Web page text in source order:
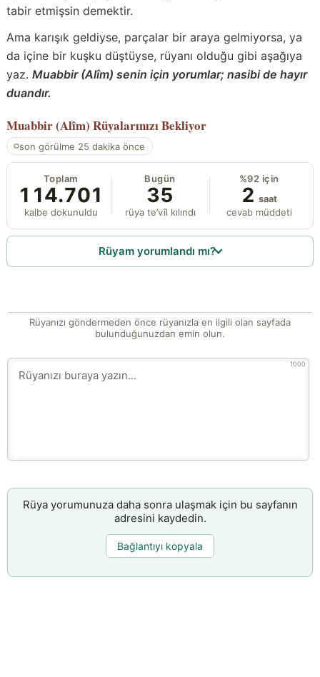
tabir etmişsin demektir.
Ama karışık geldiyse, parçalar bir araya gelmiyorsa, ya
da içine bir kuşku düştüyse, rüyanı olduğu gibi aşağıya
yaz. Muabbir (Alîm) senin için yorumlar; nasibi de hayır
duandır.
Muabbir (Alîm) Rüyalarınızı Bekliyor
son görülme 25 dakika önce
Toplam
114.701
kalbe dokunuldu
Bugün
35
rüya te’vîl kılındı
%92 için
2 saat
cevab müddeti
Rüyam yorumlandı mı?
Rüyanızı göndermeden önce rüyanızla en ilgili olan sayfada
bulunduğunuzdan emin olun.
1000
Rüya yorumunuza daha sonra ulaşmak için bu sayfanın
adresini kaydedin.
Bağlantıyı kopyala